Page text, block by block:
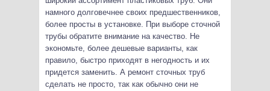
намного долговечнее своих предшественников,
более просты в установке. При выборе сточной
трубы обратите внимание на качество. Не
экономьте, более дешевые варианты, как
правило, быстро приходят в негодность и их
придется заменить. А ремонт сточных труб
сделать не просто, так как обычно они не